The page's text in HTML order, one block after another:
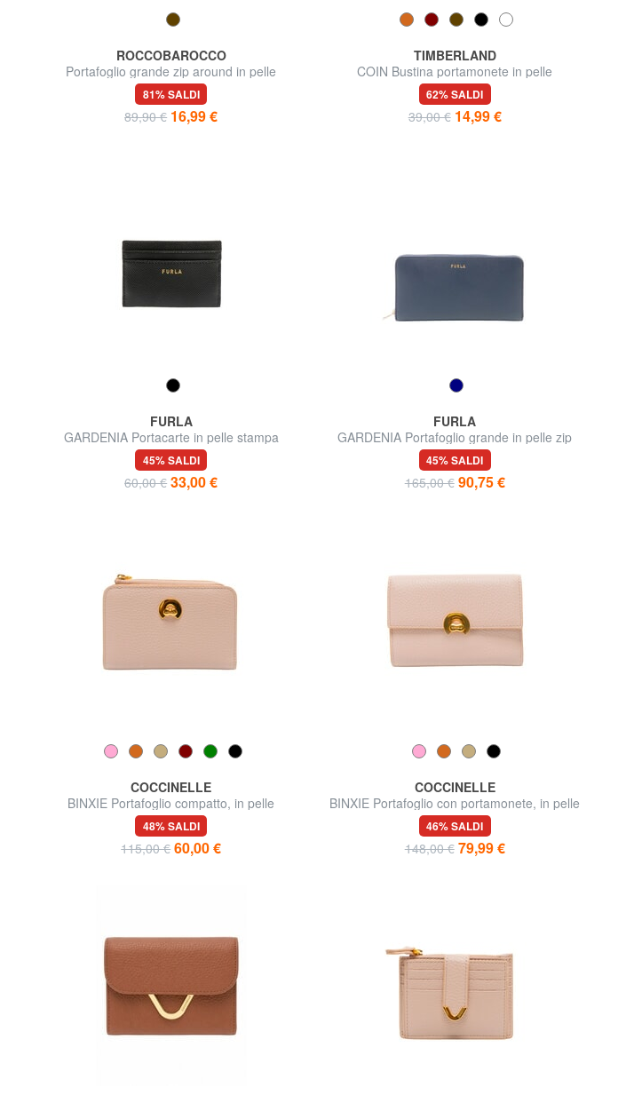
ROCCOBAROCCO
Portafoglio grande zip around in pelle
81% SALDI
89,90 € 16,99 €
TIMBERLAND
COIN Bustina portamonete in pelle
62% SALDI
39,00 € 14,99 €
FURLA
GARDENIA Portacarte in pelle stampa
andromeda
45% SALDI
60,00 € 33,00 €
FURLA
GARDENIA Portafoglio grande in pelle zip
around
45% SALDI
165,00 € 90,75 €
COCCINELLE
BINXIE Portafoglio compatto, in pelle
48% SALDI
115,00 € 60,00 €
COCCINELLE
BINXIE Portafoglio con portamonete, in pelle
46% SALDI
148,00 € 79,99 €